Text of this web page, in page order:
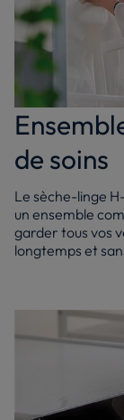
de soins
Le sèche-linge
un ensemble
garder tous vos
longtemps et